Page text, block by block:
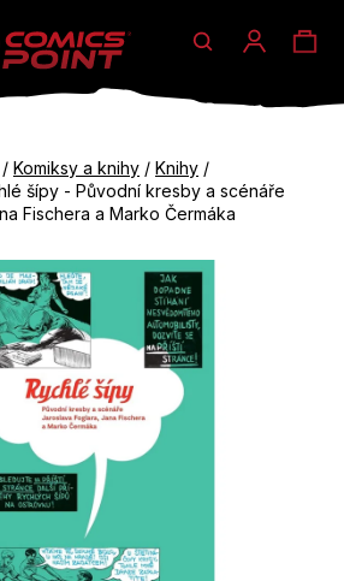
Hledat
/ Komiksy a knihy / Knihy /
šípy - Původní kresby a scénáře
Fischera a Marko Čermáka